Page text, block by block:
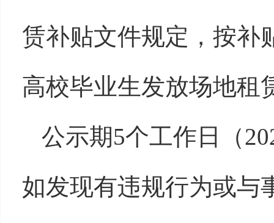
赁补贴文件规定，按补
高校毕业生发放场地租
公示期5个工作日（
如发现有违规行为或与